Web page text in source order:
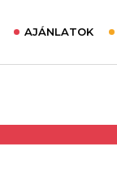
AJÁNLATOK